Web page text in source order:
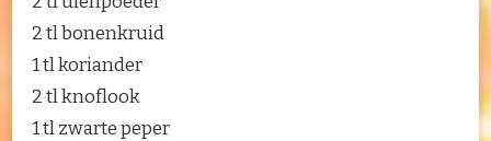
2 tl bonenkruid
1 tl koriander
2 tl knoflook
1 tl zwarte peper